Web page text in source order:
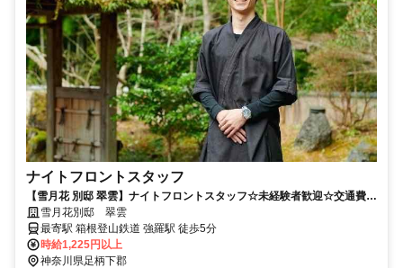
ナイトフロントスタッフ
【雪月花 別邸 翠雲】ナイトフロントスタッフ☆未経験者歓迎☆交通費・
まかないあり・賞与あり・寮あり☆マイカー通勤OK！
雪月花別邸 翠雲
最寄駅 箱根登山鉄道 強羅駅 徒歩5分
時給1,225円以上
神奈川県足柄下郡